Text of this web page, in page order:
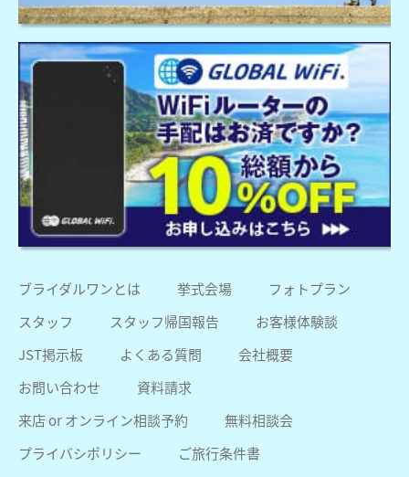
ブライダルワンとは 挙式会場
フォトプラン
スタッフ
スタッフ帰国報告
お客様体験談
JST掲示板
よくある質問
会社概要
お問い合わせ
資料請求
来店 or オンライン相談予約
無料相談会
プライバシポリシー
ご旅行条件書